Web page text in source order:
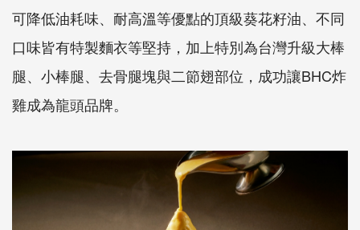
可降低油耗味、耐高溫等優點的頂級葵花籽油、 不同
口味皆有特製麵衣等堅持，加上特別為台灣升級大棒
腿、 小棒腿、去骨腿塊與二節翅部位，成功讓BHC炸
雞成為龍頭品牌。